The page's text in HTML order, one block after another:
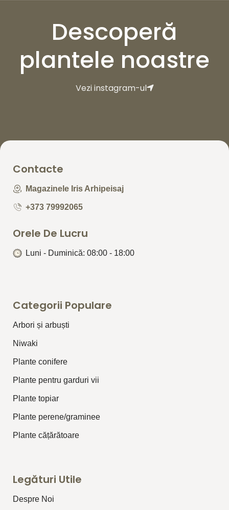
Descoperă
plantele noastre
Vezi instagram-ul
Contacte
Magazinele Iris Arhipeisaj
+373 79992065
Orele De Lucru
Luni - Duminică: 08:00 - 18:00
Categorii Populare
Arbori și arbuști
⁠Niwaki
Plante conifere
Plante pentru garduri vii
Plante topiar
Plante perene/graminee
Plante cățărătoare
Legături Utile
Despre Noi